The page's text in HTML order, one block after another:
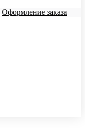
Оформление заказа